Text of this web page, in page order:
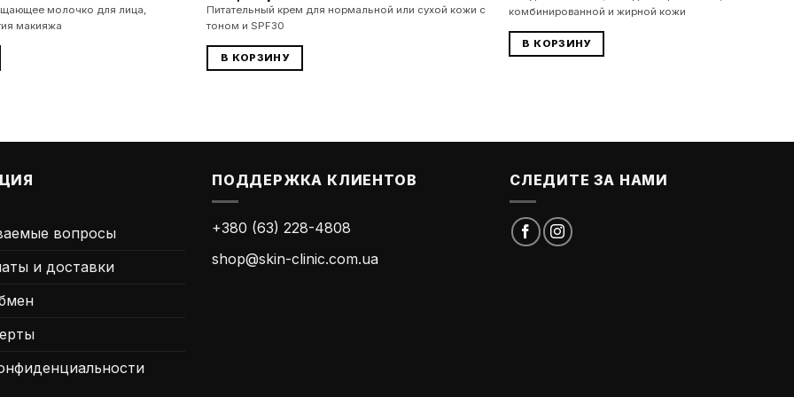
молочко для лица,
макияжа
Питательный крем для нормальной или сухой кожи с
тоном и SPF30
В КОРЗИНУ
комбинированной и жирной кожи
В КОРЗИНУ
вопросы
и доставки
ПОДДЕРЖКА КЛИЕНТОВ
+380 (63) 228-4808
shop@skin-clinic.com.ua
СЛЕДИТЕ ЗА НАМИ